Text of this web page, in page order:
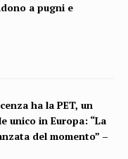
a pugni e
ha la PET, un
unico in Europa: “La
del momento” –